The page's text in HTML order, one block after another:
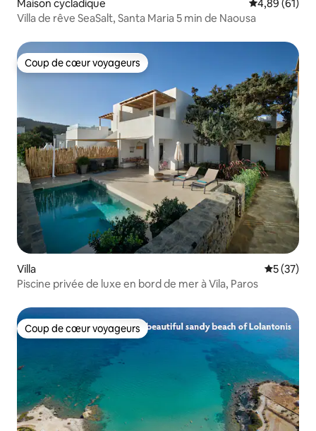
Maison cycladique Évaluation
4,89 (61)
Villa de rêve SeaSalt, Santa Maria 5 min de Naousa
Coup de cœur voyageurs
Coup de cœur voyageurs
Villa
5 (37)
Piscine privée de luxe en bord de mer à Vila, Paros
Coup de cœur voyageurs
Coup de cœur voyageurs